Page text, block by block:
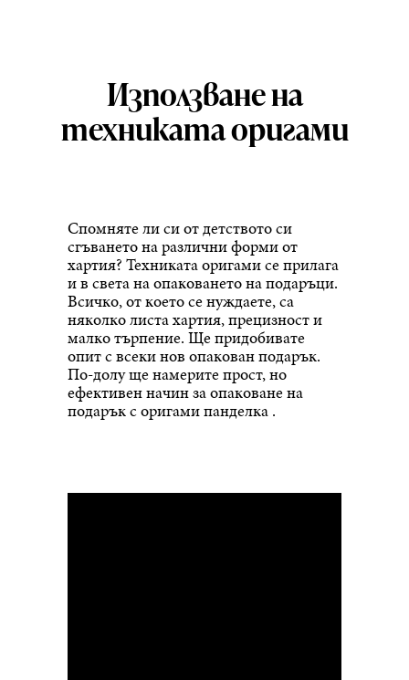
Използване на
техниката оригами
Спомняте ли си от детството си
сгъването на различни форми от
хартия? Техниката оригами се прилага
и в света на опаковането на подаръци.
Всичко, от което се нуждаете, са
няколко листа хартия, прецизност и
малко търпение. Ще придобивате
опит с всеки нов опакован подарък.
По-долу ще намерите прост, но
ефективен начин за опаковане на
подарък с оригами панделка .